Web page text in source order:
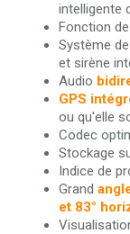
intelligente
Fonction de
Système de
et sirène
Audio
GPS
ou qu'elle
Codec
Stockage
Indice de
Grand
et 83°